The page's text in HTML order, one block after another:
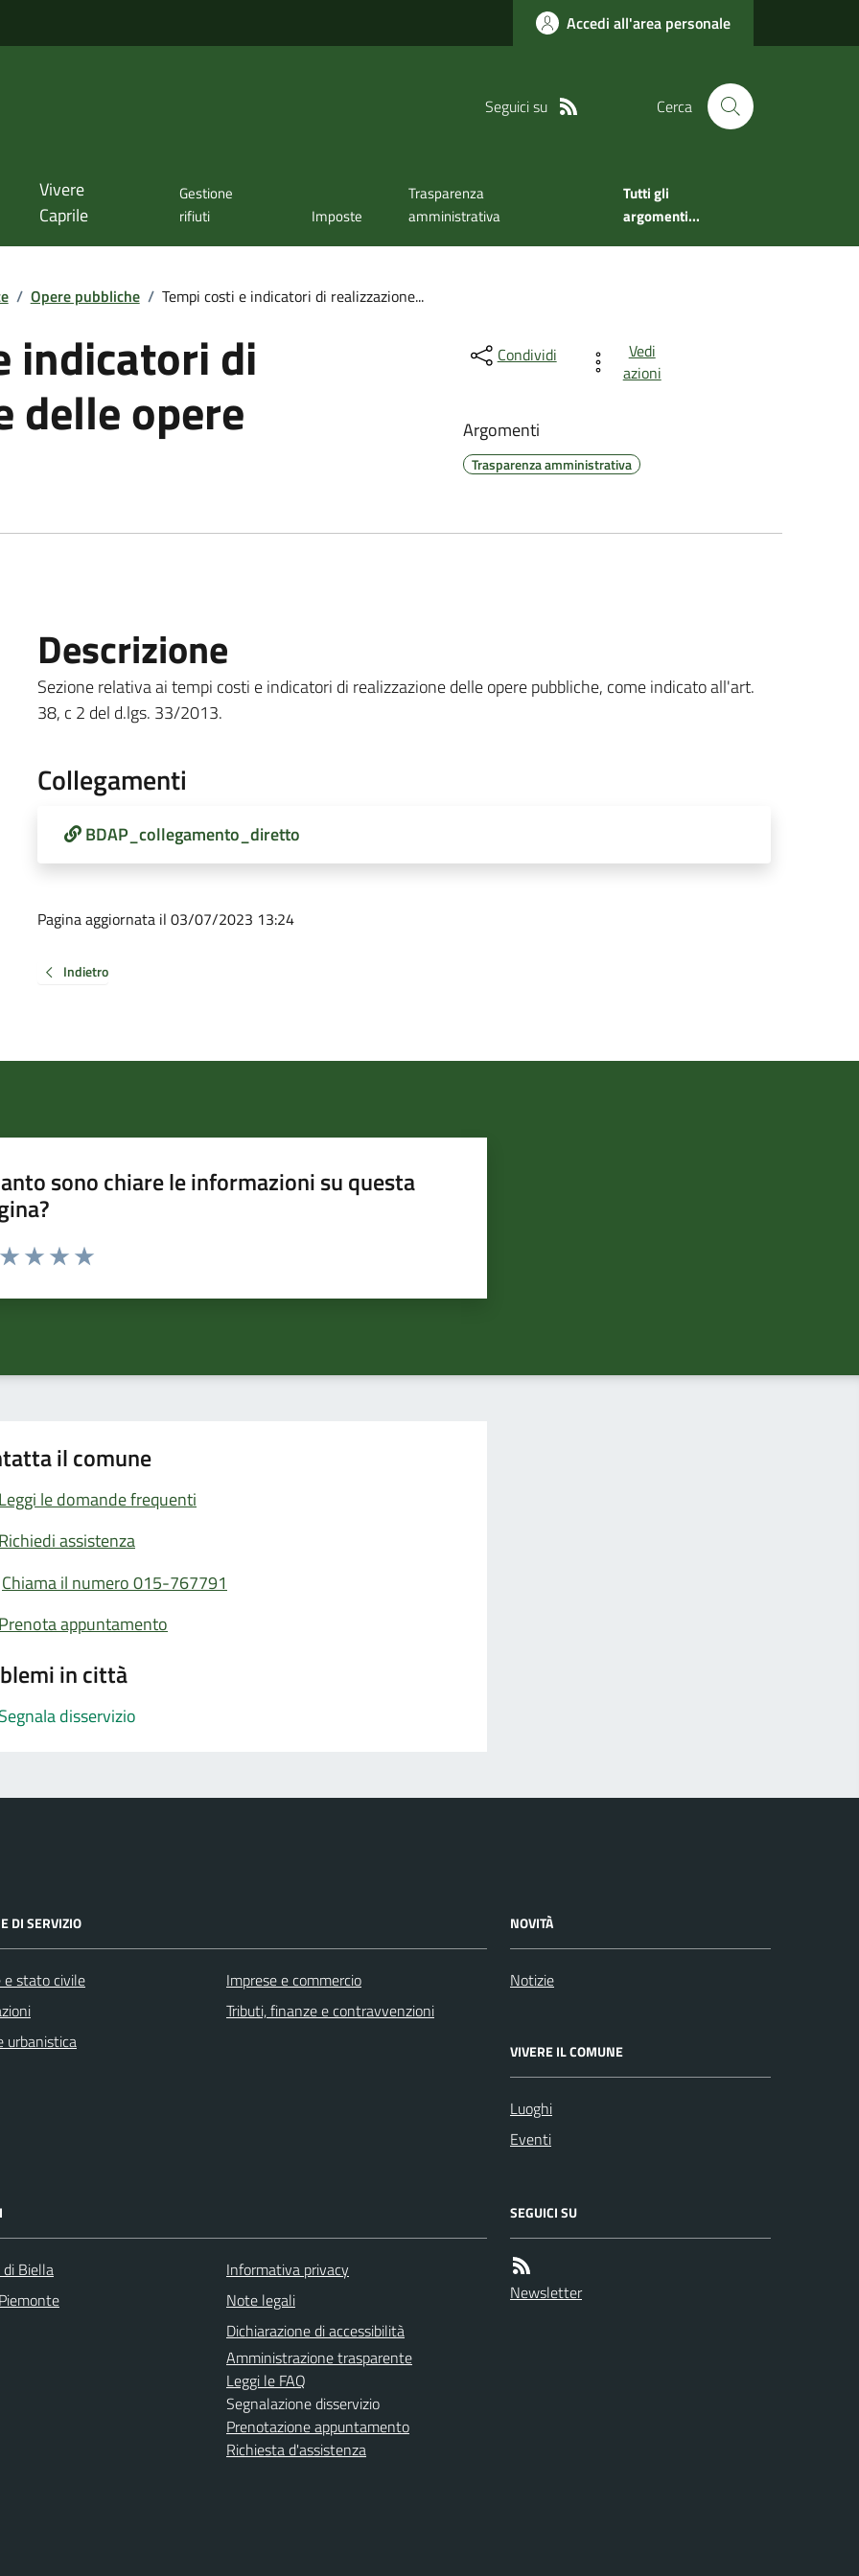
Accedi all'area personale
Seguici su Cerca
Vivere
Caprile
Gestione
rifiuti
Imposte
Trasparenza
amministrativa
Tutti gli
argomenti...
/ Opere pubbliche / Tempi costi e indicatori di realizzazione...
indicatori di
delle opere
Condividi
Vedi
azioni
Argomenti
Trasparenza amministrativa
Descrizione
Sezione relativa ai tempi costi e indicatori di realizzazione delle opere pubbliche, come indicato all'art.
38, c 2 del d.lgs. 33/2013.
Collegamenti
BDAP_collegamento_diretto
Pagina aggiornata il 03/07/2023 13:24
Indietro
sono chiare le informazioni su questa
da 1 a 5 stelle la pagina
il comune
Leggi le domande frequenti
Richiedi assistenza
Chiama il numero 015-767791
Prenota appuntamento
in città
Segnala disservizio
DI SERVIZIO
e stato civile
urbanistica
Imprese e commercio
Tributi, finanze e contravvenzioni
NOVITÀ
Notizie
VIVERE IL COMUNE
Luoghi
Eventi
Biella
Informativa privacy
Note legali
Dichiarazione di accessibilità
Amministrazione trasparente
Leggi le FAQ
Segnalazione disservizio
Prenotazione appuntamento
Richiesta d'assistenza
SEGUICI SU
Newsletter